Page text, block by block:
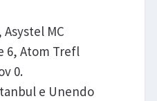
Asystel MC
6, Atom Trefl
0.
e Unendo